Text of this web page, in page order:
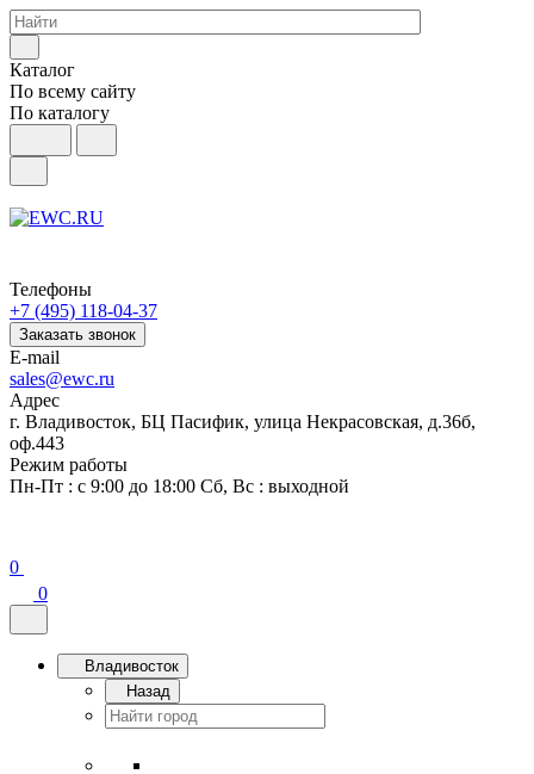
Каталог
По всему сайту
По каталогу
Телефоны
+7 (495) 118-04-37
Заказать звонок
E-mail
sales@ewc.ru
Адрес
г. Владивосток, БЦ Пасифик, улица Некрасовская, д.36б,
оф.443
Режим работы
Пн-Пт : с 9:00 до 18:00 Сб, Вс : выходной
0
0
Владивосток
Назад